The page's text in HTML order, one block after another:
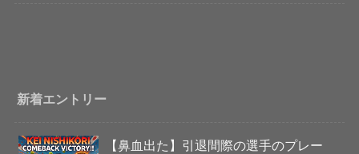
新着エントリー
【鼻血出た】引退間際の選手のプレー